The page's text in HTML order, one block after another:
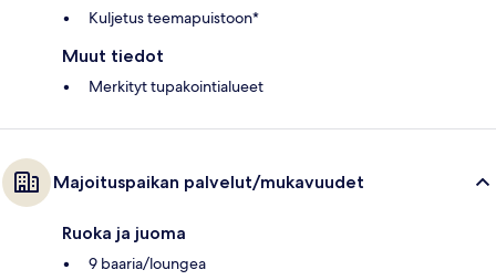
Kuljetus teemapuistoon*
Muut tiedot
Merkityt tupakointialueet
Majoituspaikan palvelut/mukavuudet
Ruoka ja juoma
9 baaria/loungea